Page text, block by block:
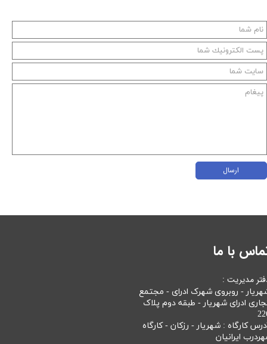
ارسال
با ما
مدیریت :
- روبروی شهرک ادرای - مجتمع
ادرای شهریار - طبقه دوم پلاک
کارگاه : شهریار - رزکان - کارگاه
ایرانیان